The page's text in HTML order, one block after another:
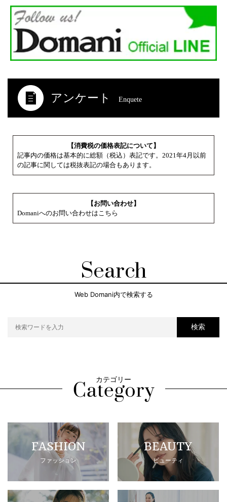
アンケート Enquete
【消費税の価格表記について】
記事内の価格は基本的に総額（税込）表記です。2021年4月以前
の記事に関しては税抜表記の場合もあります。
【お問い合わせ】
Domaniへのお問い合わせはこちら
Search
Web Domani内で検索する
検索
カテゴリー
FASHION
ファッション
BEAUTY
ビューティ